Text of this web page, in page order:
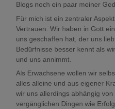
Blogs noch ein paar meiner
Für mich ist ein zentraler
Vertrauen. Wir haben in Gott
uns geschaffen hat, der uns
Bedürfnisse besser kennt als
und uns annimmt.
Als Erwachsene wollen wir
alles alleine und aus eigener
wir uns allerdings abhängig
vergänglichen Dingen wie